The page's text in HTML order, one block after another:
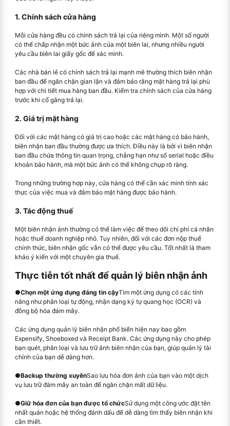
1. Chính sách cửa hàng
Mỗi cửa hàng đều có chính sách trả lại của riêng mình. Một số người
có thể chấp nhận một bức ảnh của một biên lai, nhưng nhiều người
yêu cầu biên lai giấy gốc để xác minh.
Các nhà bán lẻ có chính sách trả lại mạnh mẽ thường thích biên nhận
ban đầu để ngăn chặn gian lận và đảm bảo rằng mặt hàng trả lại phù
hợp với chi tiết mua hàng ban đầu. Kiểm tra chính sách của cửa hàng
trước khi cố gắng trả lại.
2. Giá trị mặt hàng
Đối với các mặt hàng có giá trị cao hoặc các mặt hàng có bảo hành,
biên nhận ban đầu thường được ưa thích. Điều này là bởi vì biên nhận
ban đầu chứa thông tin quan trọng, chẳng hạn như số serial hoặc điều
khoản bảo hành, mà một bức ảnh có thể không chụp rõ ràng.
Trong những trường hợp này, cửa hàng có thể cần xác minh tính xác
thực của việc mua và đảm bảo mặt hàng được bảo hành.
3. Tác động thuế
Một biên nhận ảnh thường có thể làm việc để theo dõi chi phí cá nhân
hoặc thuế doanh nghiệp nhỏ. Tuy nhiên, đối với các đơn nộp thuế
chính thức, biên nhận gốc vẫn có thể được yêu cầu. Tốt nhất là tham
khảo ý kiến với một chuyên gia thuế.
Thực tiễn tốt nhất để quản lý biên nhận ảnh
●Chọn một ứng dụng đáng tin cậyTìm một ứng dụng có các tính
năng như phân loại tự động, nhận dạng ký tự quang học (OCR) và
đồng bộ hóa đám mây.
Các ứng dụng quản lý biên nhận phổ biến hiện nay bao gồm
Expensify, Shoeboxed và Receipt Bank. Các ứng dụng này cho phép
bạn quét, phân loại và lưu trữ ảnh biên nhận của bạn, giúp quản lý tài
chính của bạn dễ dàng hơn.
●Backup thường xuyênSao lưu hóa đơn ảnh của bạn vào một dịch
vụ lưu trữ đám mây an toàn để ngăn chặn mất dữ liệu.
●Giữ hóa đơn của bạn được tổ chứcSử dụng một công ước đặt tên
nhất quán hoặc hệ thống đánh dấu để dễ dàng tìm thấy biên nhận khi
cần thiết.